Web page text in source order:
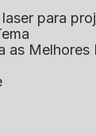
laser para
as